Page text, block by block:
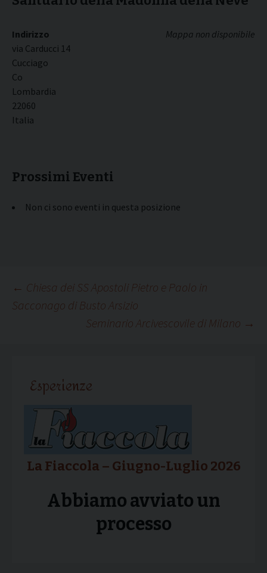
Mappa non disponibile
Indirizzo
via Carducci 14
Cucciago
Co
Lombardia
22060
Italia
Prossimi Eventi
Non ci sono eventi in questa posizione
Navigazione
articolo
← Chiesa dei SS Apostoli Pietro e Paolo in
Sacconago di Busto Arsizio
Seminario Arcivescovile di Milano →
Esperienze
La Fiaccola – Giugno-Luglio 2026
Abbiamo avviato un
processo